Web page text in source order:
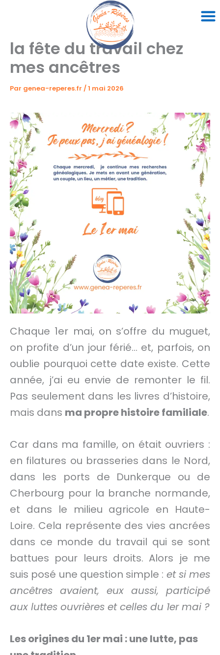
contenu
la fête du travail chez
mes ancêtres
Par genea-reperes.fr /1 mai 2026
Chaque 1er mai, on s’offre du muguet,
on profite d’un jour férié… et, parfois, on
oublie pourquoi cette date existe. Cette
année, j’ai eu envie de remonter le fil.
Pas seulement dans les livres d’histoire,
mais dans ma propre histoire familiale.
Car dans ma famille, on était ouvriers :
en filatures ou brasseries dans le Nord,
dans les ports de Dunkerque ou de
Cherbourg pour la branche normande,
et dans le milieu agricole en Haute-
Loire. Cela représente des vies ancrées
dans ce monde du travail qui se sont
battues pour leurs droits. Alors je me
suis posé une question simple : et si mes
ancêtres avaient, eux aussi, participé
aux luttes ouvrières et celles du 1er mai ?
Les origines du 1er mai : une lutte, pas